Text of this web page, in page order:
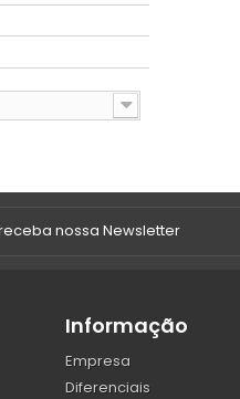
Informação
Empresa
Diferenciais